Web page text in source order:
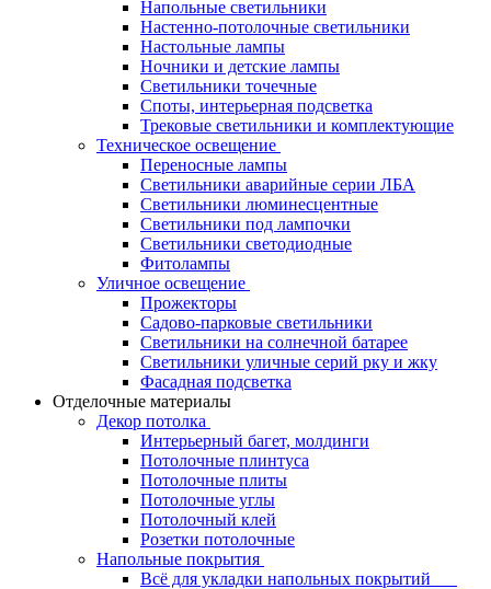
Напольные светильники
Настенно-потолочные светильники
Настольные лампы
Ночники и детские лампы
Светильники точечные
Споты, интерьерная подсветка
Трековые светильники и комплектующие
Техническое освещение
Переносные лампы
Светильники аварийные серии ЛБА
Светильники люминесцентные
Светильники под лампочки
Светильники светодиодные
Фитолампы
Уличное освещение
Прожекторы
Садово-парковые светильники
Светильники на солнечной батарее
Светильники уличные серий рку и жку
Фасадная подсветка
Отделочные материалы
Декор потолка
Интерьерный багет, молдинги
Потолочные плинтуса
Потолочные плиты
Потолочные углы
Потолочный клей
Розетки потолочные
Напольные покрытия
Всё для укладки напольных покрытий